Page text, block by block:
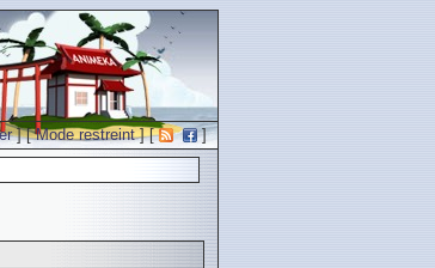
] [Mode restreint] [ ]